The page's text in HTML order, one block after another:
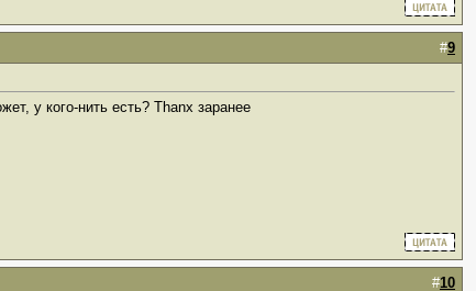
#9
у кого-нить есть? Thanx заранее
#10